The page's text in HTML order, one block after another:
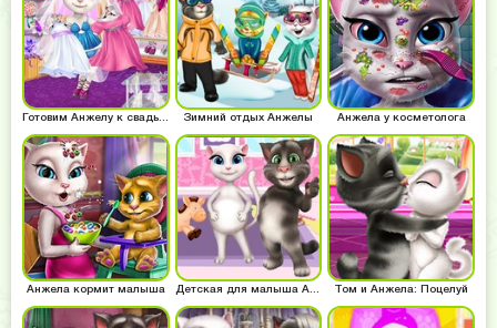
Готовим Анжелу к свадьбе Зимний отдых Анжелы Анжела у косметолога
Анжела кормит малыша Детская для малыша Анжелы Том и Анжела: Поцелуй